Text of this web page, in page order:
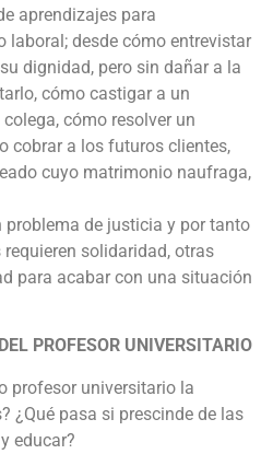
aprendizajes para
laboral; desde cómo entrevistar
dignidad, pero sin dañar a la
cómo castigar a un
cómo resolver un
cobrar a los futuros clientes,
cuyo matrimonio naufraga,
de justicia y por tanto
solidaridad, otras
para acabar con una situación
PROFESOR UNIVERSITARIO
profesor universitario la
¿Qué pasa si prescinde de las
educar?